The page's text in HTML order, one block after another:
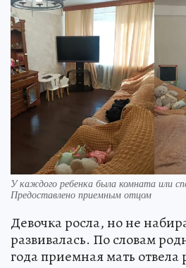
У каждого ребенка была комната или
Предоставлено приемным отцом
Девочка росла, но не
развивалась. По словам
года приемная мать отвела